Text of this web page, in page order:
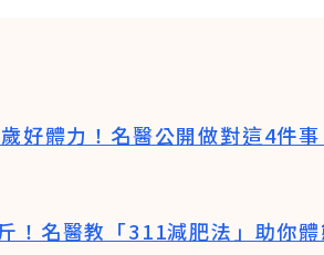
好體力！名醫公開做對這4件
！名醫教「311減肥法」助你